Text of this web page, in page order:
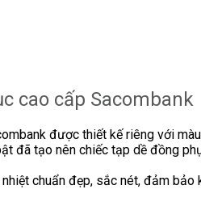
cao cấp Sacombank
được thiết kế riêng với
đã tạo nên chiếc tạp dề đồng
chuẩn đẹp, sắc nét, đảm bảo